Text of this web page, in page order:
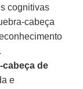
cognitivas
cabeça
cabeça de
e